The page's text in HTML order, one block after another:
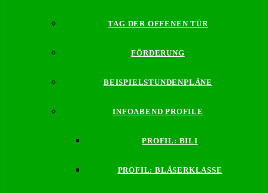
TAG DER OFFENEN TÜR
FÖRDERUNG
BEISPIELSTUNDENPLÄNE
INFOABEND PROFILE
PROFIL: BILI
PROFIL: BLÄSERKLASSE